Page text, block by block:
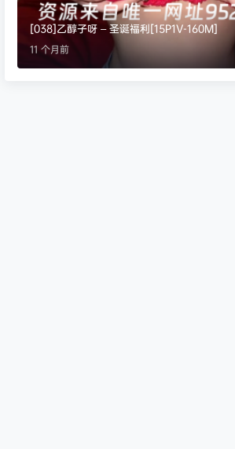
[038]乙醇子呀 – 圣诞福利[15P1V-160M]
11 个月前